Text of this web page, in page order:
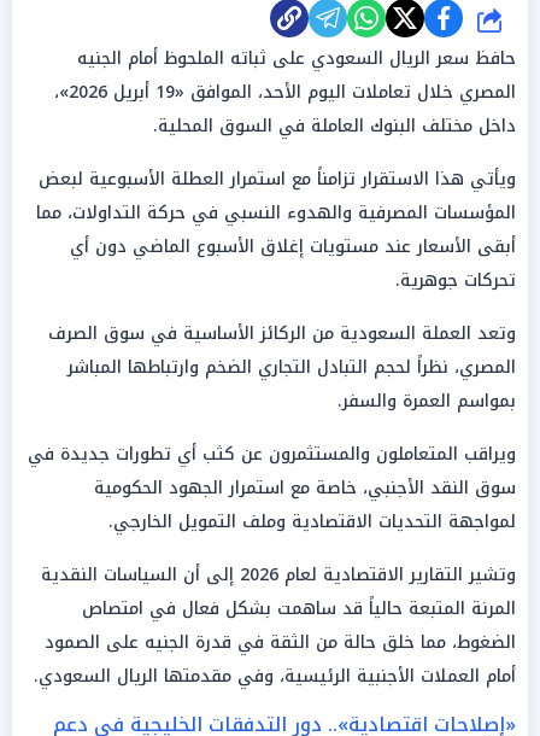
شارك
حافظ سعر الريال السعودي على ثباته الملحوظ أمام الجنيه
المصري خلال تعاملات اليوم الأحد، الموافق «19 أبريل 2026»،
داخل مختلف البنوك العاملة في السوق المحلية.
ويأتي هذا الاستقرار تزامناً مع استمرار العطلة الأسبوعية لبعض
المؤسسات المصرفية والهدوء النسبي في حركة التداولات، مما
أبقى الأسعار عند مستويات إغلاق الأسبوع الماضي دون أي
تحركات جوهرية.
وتعد العملة السعودية من الركائز الأساسية في سوق الصرف
المصري، نظراً لحجم التبادل التجاري الضخم وارتباطها المباشر
بمواسم العمرة والسفر.
ويراقب المتعاملون والمستثمرون عن كثب أي تطورات جديدة في
سوق النقد الأجنبي، خاصة مع استمرار الجهود الحكومية
لمواجهة التحديات الاقتصادية وملف التمويل الخارجي.
وتشير التقارير الاقتصادية لعام 2026 إلى أن السياسات النقدية
المرنة المتبعة حالياً قد ساهمت بشكل فعال في امتصاص
الضغوط، مما خلق حالة من الثقة في قدرة الجنيه على الصمود
أمام العملات الأجنبية الرئيسية، وفي مقدمتها الريال السعودي.
«إصلاحات اقتصادية».. دور التدفقات الخليجية في دعم